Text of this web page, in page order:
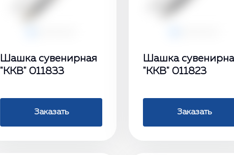
Шашка сувенирная
"ККВ" 011833
Заказать
Шашка
"ККВ" 011823
Заказать